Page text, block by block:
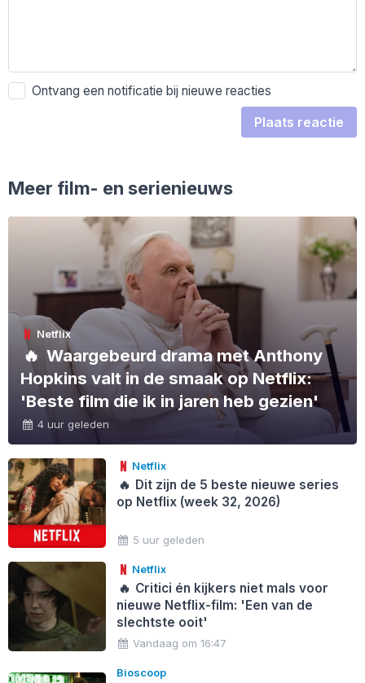
Ontvang een notificatie bij nieuwe reacties
Plaats reactie
Meer film- en serienieuws
Netflix
🔥 Waargebeurd drama met Anthony
Hopkins valt in de smaak op Netflix:
'Beste film die ik in jaren heb gezien'
4 uur geleden
Netflix
🔥 Dit zijn de 5 beste nieuwe series
op Netflix (week 32, 2026)
5 uur geleden
Netflix
🔥 Critici én kijkers niet mals voor
nieuwe Netflix-film: 'Een van de
slechtste ooit'
Vandaag om 16:47
Bioscoop